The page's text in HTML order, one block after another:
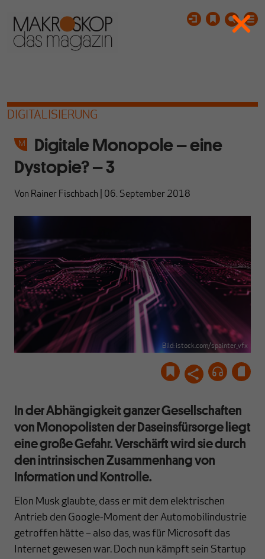
DIGITALISIERUNG
Digitale Monopole – eine
Dystopie? – 3
Von Rainer Fischbach 06. September 2018
Bild: istock.com/spainter_vfx
In der Abhängigkeit ganzer Gesellschaften
von Monopolisten der Daseinsfürsorge liegt
eine große Gefahr. Verschärft wird sie durch
den intrinsischen Zusammenhang von
Information und Kontrolle.
Elon Musk glaubte, dass er mit dem elektrischen
Antrieb den Google-Moment der Automobilindustrie
getroffen hätte – also das, was für Microsoft das
Internet gewesen war. Doch nun kämpft sein Startup